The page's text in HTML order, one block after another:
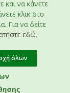
και να κάνετε
κλικ στο
Για να δείτε
εδώ.
όλων